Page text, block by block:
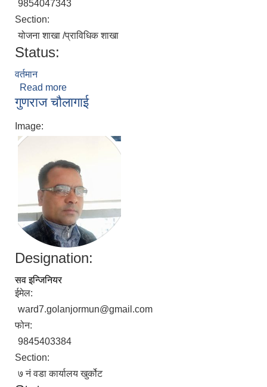
9854047343
Section:
योजना शाखा /प्राविधिक शाखा
Status:
वर्तमान
Read more
गुणराज चौलागाई
Image:
Designation:
सव इन्जिनियर
ईमेल:
ward7.golanjormun@gmail.com
फोन:
9845403384
Section:
७ नं वडा कार्यालय खुर्कोट